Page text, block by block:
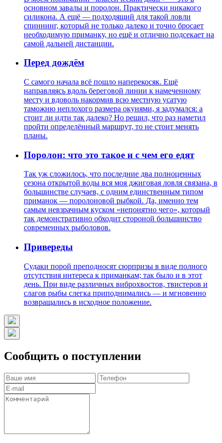
основном завалы и поролон. Практически никакого
силикона. А ещё — подходящий для такой ловли
спиннинг, который не только далеко и точно бросает
необходимую приманку, но ещё и отлично подсекает на
самой дальней дистанции.
Перед дождём
С самого начала всё пошло наперекосяк. Ещё
направляясь вдоль береговой линии к намеченному
месту и вдоволь накормив всю местную усатую
таможню неплохого размера окунями, я задумался: а
стоит ли идти так далеко? Но решил, что раз наметил
пройти определённый маршрут, то не стоит менять
планы.
Поролон: что это такое и с чем его едят
Так уж сложилось, что последние два полноценных
сезона открытой воды вся моя джиговая ловля связана, в
большинстве случаев, с одним единственным типом
приманок — поролоновой рыбкой. Да, именно тем
самым невзрачным куском «непонятно чего», который
так демонстративно обходит стороной большинство
современных рыболовов.
Привереды
Судаки порой преподносят сюрпризы в виде полного
отсутствия интереса к приманкам; так было и в этот
день. При виде различных виброхвостов, твистеров и
слагов рыбы слегка приподнимались — и мгновенно
возвращались в исходное положение.
Сообщить о поступлении